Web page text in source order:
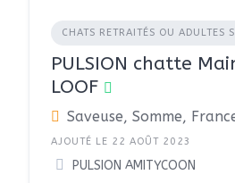
CHATS RETRAITÉS OU ADULTES
PULSION chatte
LOOF
Saveuse, Somme,
AJOUTÉ LE 22 AOÛT 2023
PULSION AMITYCOON